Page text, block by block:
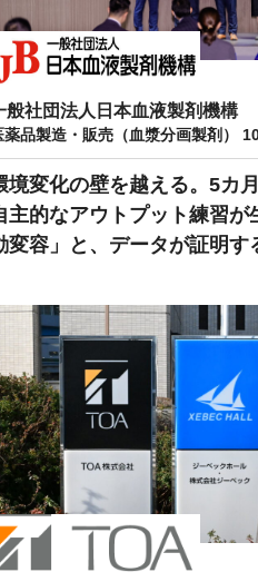
般社団法人日本血液製剤機構
薬品製造・販売（血漿分画製剤）
境変化の壁を越える。5カ
主的なアウトプット練習が
変容」と、データが証明す